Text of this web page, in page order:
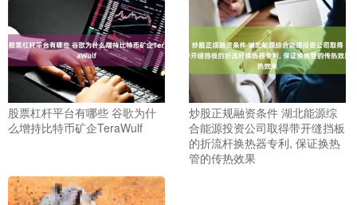
股票杠杆平台有哪些 谷歌为什
么增持比特币矿企TeraWulf
炒股正规融资条件 湖北能源综
合能源投资公司取得带开缝挡板
的折流杆换热器专利, 保证换热
管的传热效果